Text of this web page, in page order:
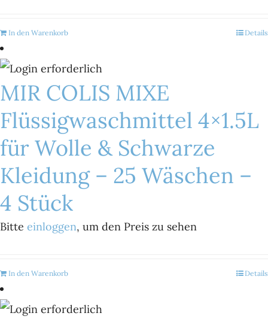
In den Warenkorb Details
MIR COLIS MIXE
Flüssigwaschmittel 4×1.5L
für Wolle & Schwarze
Kleidung – 25 Wäschen –
4 Stück
Bitte einloggen, um den Preis zu sehen
In den Warenkorb Details